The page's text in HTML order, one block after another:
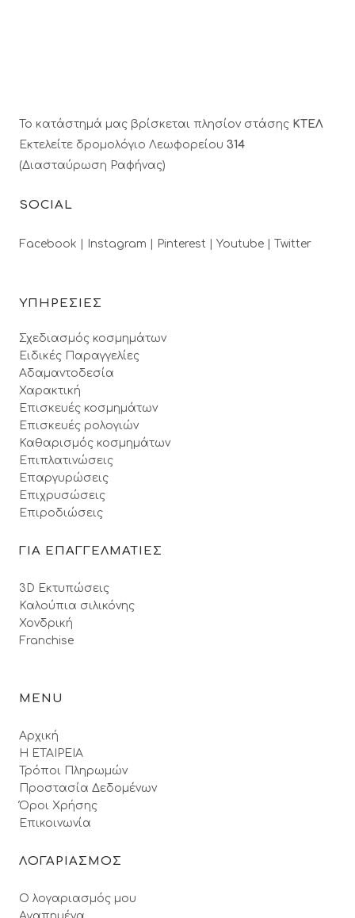
Το κατάστημά μας βρίσκεται πλησίον στάσης ΚΤΕΛ
Εκτελείτε δρομολόγιο Λεωφορείου 314
(Διασταύρωση Ραφήνας)
SOCIAL
Facebook | Instagram | Pinterest | Youtube | Twitter
ΥΠΗΡΕΣΙΕΣ
Σχεδιασμός κοσμημάτων
Ειδικές Παραγγελίες
Αδαμαντοδεσία
Χαρακτική
Επισκευές κοσμημάτων
Επισκευές ρολογιών
Καθαρισμός κοσμημάτων
Επιπλατινώσεις
Επαργυρώσεις
Επιχρυσώσεις
Επιροδιώσεις
ΓΙΑ ΕΠΑΓΓΕΛΜΑΤΙΕΣ
3D Εκτυπώσεις
Καλούπια σιλικόνης
Χονδρική
Franchise
MENU
Αρχική
Η ΕΤΑΙΡΕΙΑ
Τρόποι Πληρωμών
Προστασία Δεδομένων
Όροι Xρήσης
Επικοινωνία
ΛΟΓΑΡΙΑΣΜΟΣ
Ο λογαριασμός μου